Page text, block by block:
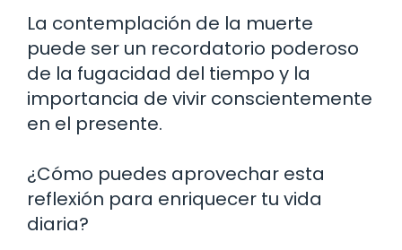
La contemplación de la muerte
puede ser un recordatorio poderoso
de la fugacidad del tiempo y la
importancia de vivir conscientemente
en el presente.
¿Cómo puedes aprovechar esta
reflexión para enriquecer tu vida
diaria?